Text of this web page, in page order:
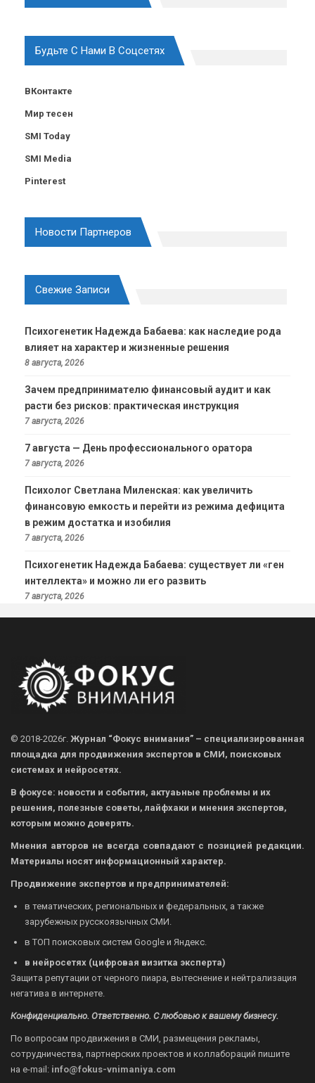
Будьте С Нами В Соцсетях
ВКонтакте
Мир тесен
SMI Today
SMI Media
Pinterest
Новости Партнеров
Свежие Записи
Психогенетик Надежда Бабаева: как наследие рода
влияет на характер и жизненные решения
8 августа, 2026
Зачем предпринимателю финансовый аудит и как
расти без рисков: практическая инструкция
7 августа, 2026
7 августа — День профессионального оратора
7 августа, 2026
Психолог Светлана Миленская: как увеличить
финансовую емкость и перейти из режима дефицита
в режим достатка и изобилия
7 августа, 2026
Психогенетик Надежда Бабаева: существует ли «ген
интеллекта» и можно ли его развить
7 августа, 2026
© 2018-2026г. Журнал “Фокус внимания” – специализированная
площадка для продвижения экспертов в СМИ, поисковых
системах и нейросетях.
В фокусе: новости и события, актуаьные проблемы и их
решения, полезные советы, лайфхаки и мнения экспертов,
которым можно доверять.
Мнения авторов не всегда совпадают с позицией редакции.
Материалы носят информационный характер.
Продвижение экспертов и предпринимателей:
в тематических, региональных и федеральных, а также
зарубежных русскоязычных СМИ.
в ТОП поисковых систем Google и Яндекс.
в нейросетях (цифровая визитка эксперта)
Защита репутации от черного пиара, вытеснение и нейтрализация
негатива в интернете.
Конфиденциально. Ответственно. С любовью к вашему бизнесу.
По вопросам продвижения в СМИ, размещения рекламы,
сотрудничества, партнерских проектов и коллабораций пишите
на e-mail: info@fokus-vnimaniya.com